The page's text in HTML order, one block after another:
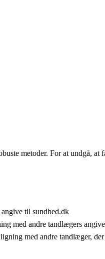
metoder. For at undgå,
angive til sundhed.dk
med andre tandlægers
med andre tandlæger, der